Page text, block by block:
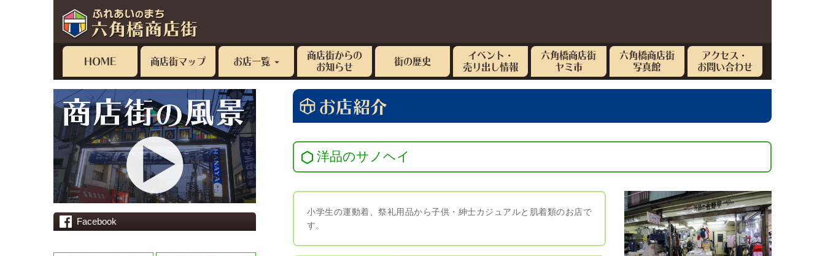
HOME 商店街マップ お店一覧 商店街からの
お知らせ 街の歴史 イベント・
売り出し情報
六角橋商店街
ヤミ市
六角橋商店街
写真館
アクセス・
お問い合わせ
お店紹介
洋品のサノヘイ
小学生の運動着、祭礼用品から子供・紳士カジュアルと肌着類のお店で
す。
Facebook